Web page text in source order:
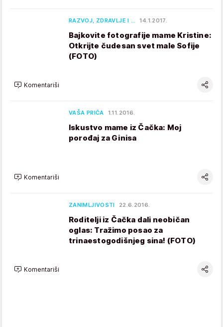
RAZVOJ, ZDRAVLJE I … 14.1.2017.
Bajkovite fotografije mame Kristine:
Otkrijte čudesan svet male Sofije
(FOTO)
Komentariši
VAŠA PRIČA 1.11.2016.
Iskustvo mame iz Čačka: Moj
porođaj za Ginisa
Komentariši
ZANIMLJIVOSTI 22.6.2016.
Roditelji iz Čačka dali neobičan
oglas: Tražimo posao za
trinaestogodišnjeg sina! (FOTO)
Komentariši